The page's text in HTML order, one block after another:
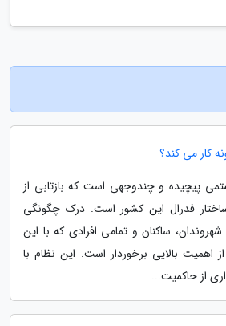
کار می کند؟
پیچیده و چندوجهی است که بازتابی از
فدرال این کشور است. درک چگونگی
ساکنان و تمامی افرادی که با این
اهمیت بالایی برخوردار است. این نظام با
از حاکمیت...